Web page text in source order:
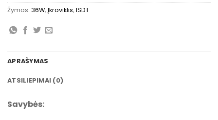
Žymos: 36W, Įkroviklis, ISDT
APRAŠYMAS
ATSILIEPIMAI (0)
Savybės: